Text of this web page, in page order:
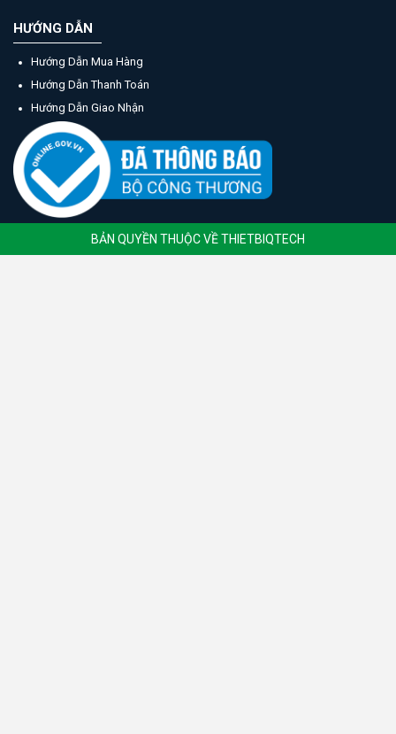
HƯỚNG DẪN
Hướng Dẫn Mua Hàng
Hướng Dẫn Thanh Toán
Hướng Dẫn Giao Nhận
BẢN QUYỀN THUỘC VỀ THIETBIQTECH